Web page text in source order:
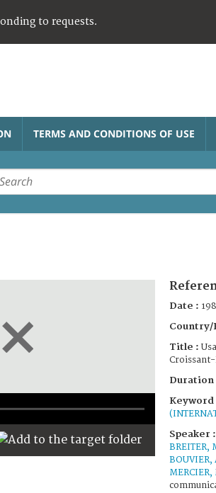
to requests.
TERMS AND CONDITIONS OF USE
Date :
Country/
Title :
Croissant-
Duration
Keyword
Speaker :
BREITER,